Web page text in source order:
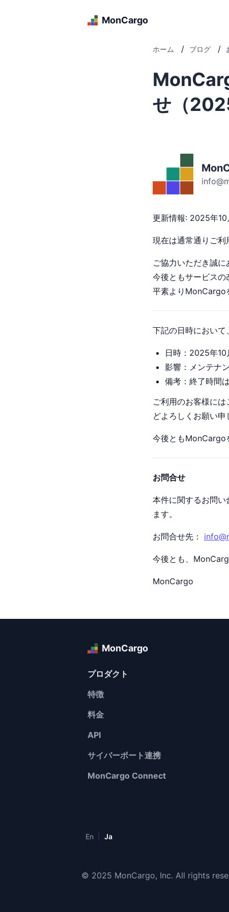
MonCargo
ホーム / ブログ /
せ（
更新情報: 2025年
現在は通常通りご利
ご協力いただき誠に
今後ともサービスの
平素よりMonCargo
下記の日時において
日時：2025年
影響：メンテナ
備考：終了時間
ご利用のお客様に
どよろしくお願い申
今後ともMonCargo
お問合せ
本件に関するお問い
ます。
お問合せ先：
今後とも、
MonCargo
MonCargo
プロダクト
特徴
料金
API
サイバーポート連携
MonCargo Connect
En Ja
© 2025 MonCargo, Inc. All rights